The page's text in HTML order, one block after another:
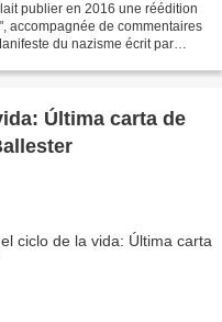
publier en 2016 une réédition
accompagnée de commentaires
du nazisme écrit par
Última carta de